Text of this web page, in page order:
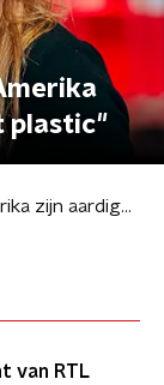
plastic"
Rick Nieman: "Mensen in Amerika zijn aardiger en dat is niet plastic"
van RTL